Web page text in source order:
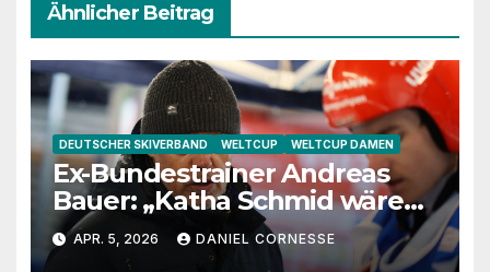
Ähnlicher Beitrag
DEUTSCHER SKIVERBAND WELTCUP WELTCUP DAMEN
Ex-Bundestrainer Andreas
Bauer: „Katha Schmid wäre
eine extrem gute
Jugendtrainerin“
APR. 5, 2026 DANIEL CORNESSE